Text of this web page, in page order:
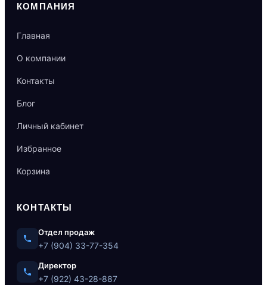
КОМПАНИЯ
Главная
О компании
Контакты
Блог
Личный кабинет
Избранное
Корзина
КОНТАКТЫ
Отдел продаж
+7 (904) 33-77-354
Директор
+7 (922) 43-28-887